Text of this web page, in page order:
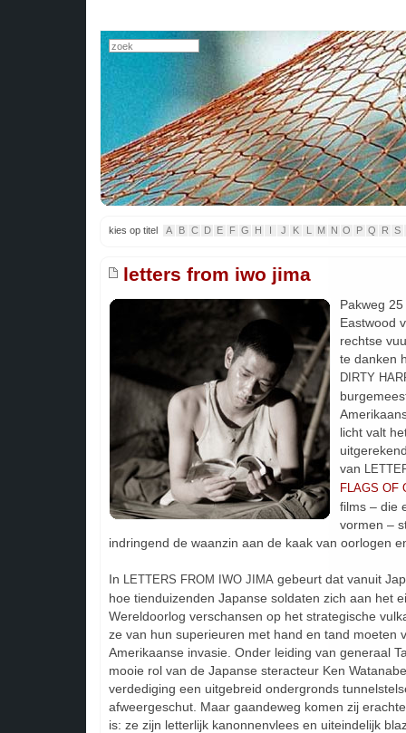
kies op titel A B C D E F G H I J K L M N O P Q R S
letters from iwo jima
Pakweg
Eastwood
rechtse
te danken
DIRTY
licht valt
van
FLAGS OF
films – die
vormen –
indringend de waanzin aan de kaak van oorlogen
In LETTERS FROM IWO JIMA gebeurt dat vanuit
hoe tienduizenden Japanse soldaten zich aan het
Wereldoorlog verschansen op het strategische
ze van hun superieuren met hand en tand moeten
Amerikaanse invasie. Onder leiding van generaal
mooie rol van de Japanse steracteur Ken
verdediging een uitgebreid ondergronds
afweergeschut. Maar gaandeweg komen zij
is: ze zijn letterlijk kanonnenvlees en uiteindelijk